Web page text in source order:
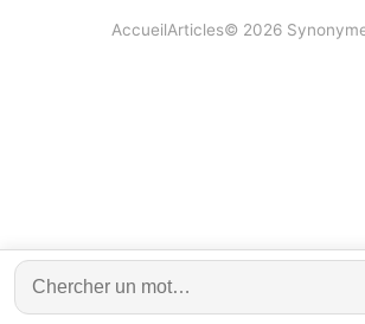
AccueilArticles© 2026